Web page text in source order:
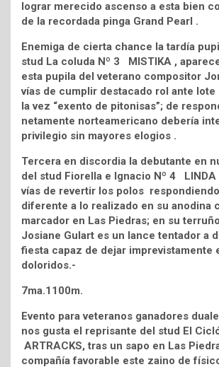
lograr merecido ascenso a esta bien
de la recordada pinga Grand Pearl .
Enemiga de cierta chance la tardía
stud La coluda Nº 3 MISTIKA ,
esta pupila del veterano compositor
vías de cumplir destacado rol ante
la vez “exento de pitonisas”; de
netamente norteamericano debería
privilegio sin mayores elogios .
Tercera en discordia la debutante en
del stud Fiorella e Ignacio Nº 4 LINDA
vías de revertir los polos
diferente a lo realizado en su anodina
marcador en Las Piedras; en su
Josiane Gulart es un lance tentador a
fiesta capaz de dejar imprevistamente
doloridos.-
7ma.1100m.
Evento para veteranos ganadores
nos gusta el reprisante del stud El
ARTRACKS, tras un sapo en Las
compañía favorable este zaino de